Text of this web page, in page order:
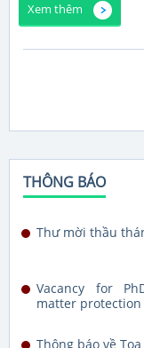
THÔNG BÁO
Thư mời thầu
Vacancy for
matter
Thông báo về
Xem thêm